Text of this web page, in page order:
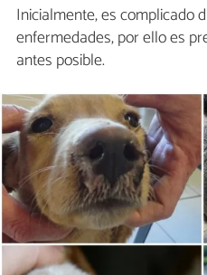
Inicialmente, es complicado
enfermedades, por ello es
antes posible.